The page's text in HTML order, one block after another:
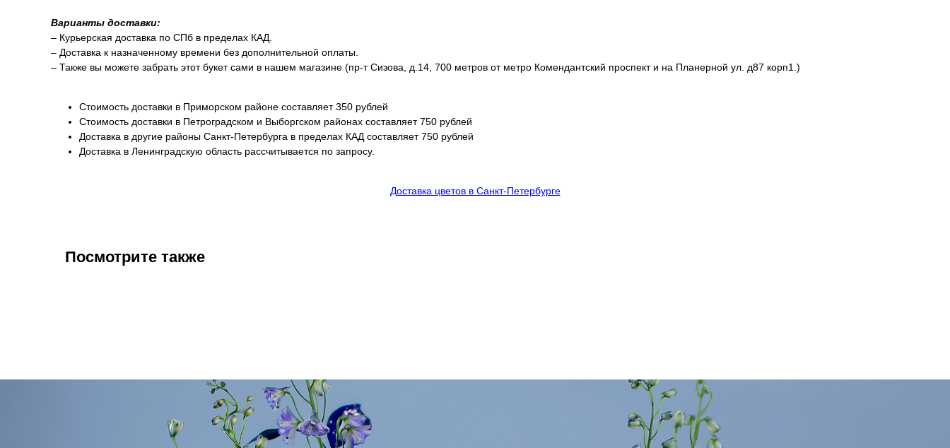
Варианты доставки:
– Курьерская доставка по СПб в пределах КАД.
– Доставка к назначенному времени без дополнительной оплаты.
– Также вы можете забрать этот букет сами в нашем магазине (пр-т Сизова, д.14, 700 метров от метро Комендантский проспект и на Планерной ул. д87 корп1.)
Стоимость доставки в Приморском районе составляет 350 рублей
Стоимость доставки в Петроградском и Выборгском районах составляет 750 рублей
Доставка в другие районы Санкт-Петербурга в пределах КАД составляет 750 рублей
Доставка в Ленинградскую область рассчитывается по запросу.
Доставка цветов в Санкт-Петербурге
Посмотрите также